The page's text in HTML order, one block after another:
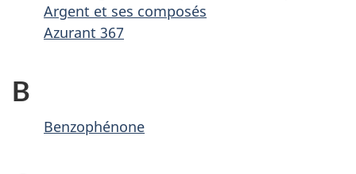
Argent et ses composés
Azurant 367
B
Benzophénone